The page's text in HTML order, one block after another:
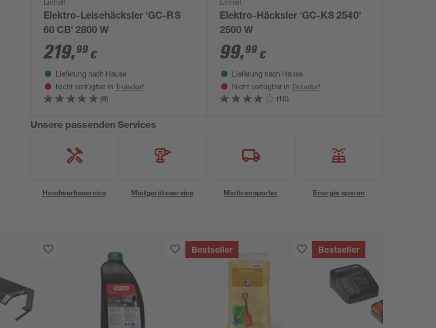
Einhell
Elektro-Leisehäcksler 'GC-RS
60 CB' 2800 W
219,99 €
Lieferung nach Hause
Nicht verfügbar in Troisdorf
(8)
Einhell
Elektro-Häcksler 'GC-KS 2540'
2500 W
99,99 €
Lieferung nach Hause
Nicht verfügbar in Troisdorf
(10)
Unsere passenden Services
Handwerksservice Mietgeräteservice Miettransporter Energie sparen
Bestseller Bestseller